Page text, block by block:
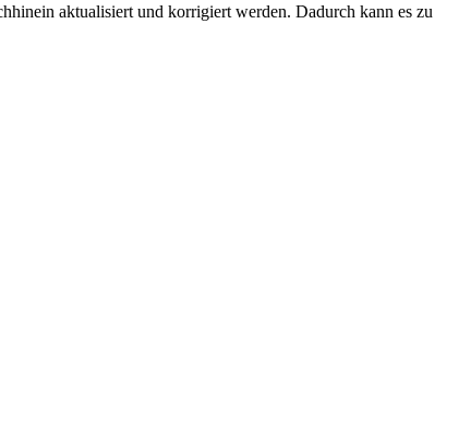
aktualisiert und korrigiert werden. Dadurch kann es zu